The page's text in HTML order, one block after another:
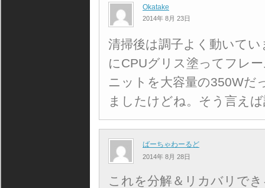
Okatake
2014年 8月 23日
清掃後は調子よく動いて
にCPUグリス塗ってフレ
ニットを大容量の350Wだ
ましたけどね。そう言え
ばーちゃわーるど
2014年 8月 28日
これを分解＆リカバリで